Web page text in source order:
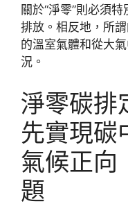
關於“淨零”則必須
排放。相反地，所
的溫室氣體和從大
況。
淨零碳排
先實現碳
氣候正向
題